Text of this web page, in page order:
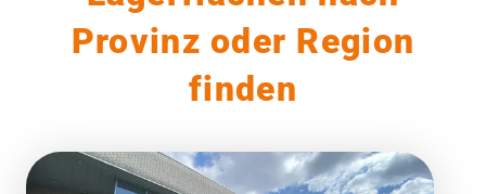
Provinz oder Region
finden